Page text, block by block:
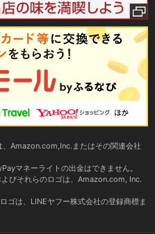
Amazon.com,Inc.またはその関連会社
マネーライトの出金はできません。
びそれらのロゴは、Amazon.com, Inc.
ゴは、LINEヤフー株式会社の登録商標ま